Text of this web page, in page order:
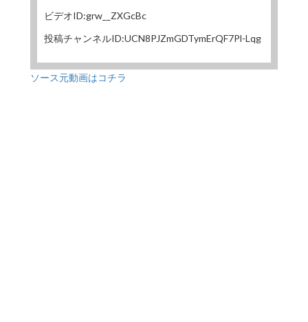
ビデオID:grw__ZXGcBc
投稿チャンネルID:UCN8PJZmGDTymErQF7Pl-Lqg
ソース元動画はコチラ